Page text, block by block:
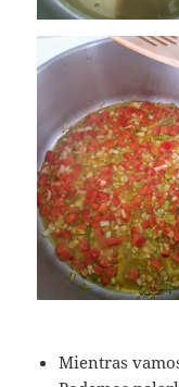
Mientras